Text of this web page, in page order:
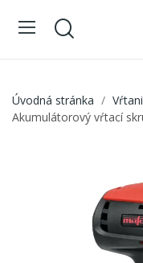
Úvodná stránka
Akumulátorový vŕtací